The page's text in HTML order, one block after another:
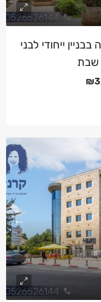
ייחודי לבני